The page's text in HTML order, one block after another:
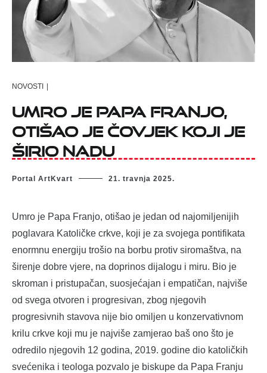
NOVOSTI |
UMRO JE PAPA FRANJO,
OTIŠAO JE ČOVJEK KOJI JE
ŠIRIO NADU
Portal ArtKvart 21. travnja 2025.
Umro je Papa Franjo, otišao je jedan od najomiljenijih
poglavara Katoličke crkve, koji je za svojega pontifikata
enormnu energiju trošio na borbu protiv siromaštva, na
širenje dobre vjere, na doprinos dijalogu i miru. Bio je
skroman i pristupačan, suosjećajan i empatičan, najviše
od svega otvoren i progresivan, zbog njegovih
progresivnih stavova nije bio omiljen u konzervativnom
krilu crkve koji mu je najviše zamjerao baš ono što je
odredilo njegovih 12 godina, 2019. godine dio katoličkih
svećenika i teologa pozvalo je biskupe da Papa Franju